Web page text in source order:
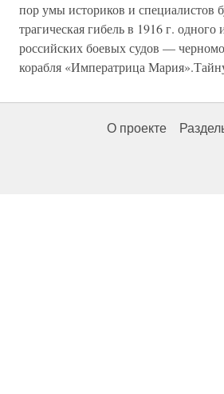
пор умы историков и специалистов
трагическая гибель в 1916 г.
российских боевых судов —
корабля «Императрица
О проекте